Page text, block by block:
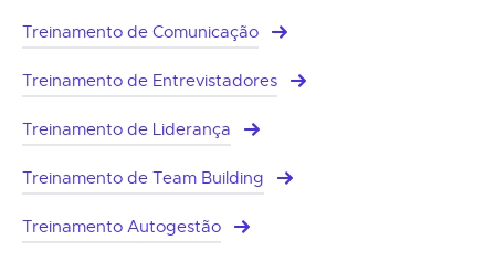
Treinamento de Comunicação
Treinamento de Entrevistadores
Treinamento de Liderança
Treinamento de Team Building
Treinamento Autogestão